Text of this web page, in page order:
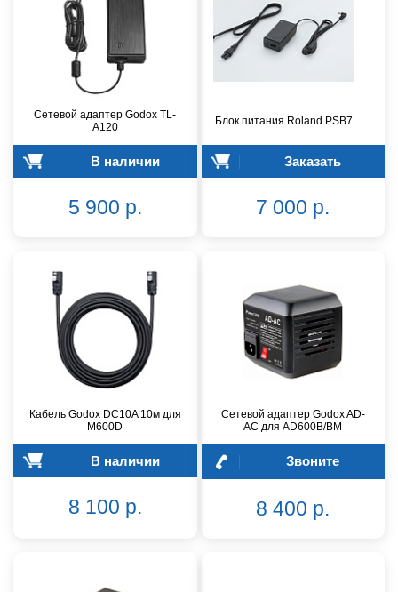
Сетевой адаптер Godox TL-
A120
В наличии
5 900 р.
Блок питания Roland PSB7
Заказать
7 000 р.
Кабель Godox DC10A 10м для
M600D
В наличии
8 100 р.
Сетевой адаптер Godox AD-
AC для AD600B/BM
Звоните
8 400 р.